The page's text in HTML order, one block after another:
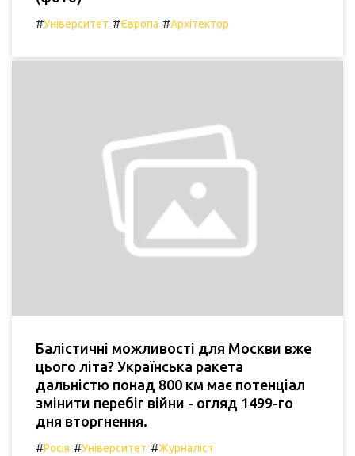
#Університет #Європа #Архітектор
Балістичні можливості для Москви вже
цього літа? Українська ракета
дальністю понад 800 км має потенціал
змінити перебіг війни - огляд 1499-го
дня вторгнення.
#Росія #Університет #Журналіст